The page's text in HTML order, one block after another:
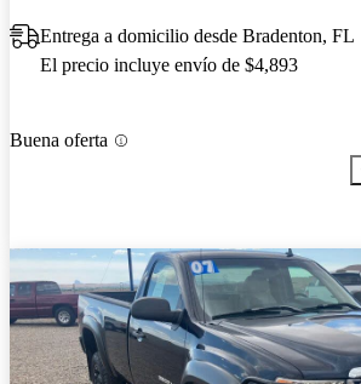
Entrega a domicilio desde Bradenton, FL
El precio incluye envío de $4,893
Buena oferta